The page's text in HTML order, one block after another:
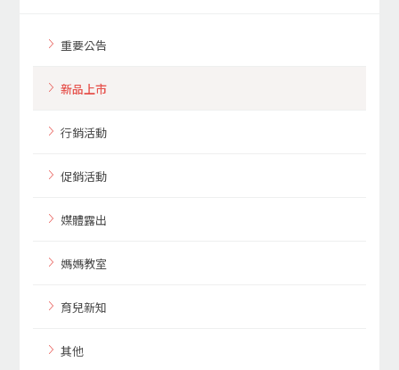
重要公告
新品上市
行銷活動
促銷活動
媒體露出
媽媽教室
育兒新知
其他